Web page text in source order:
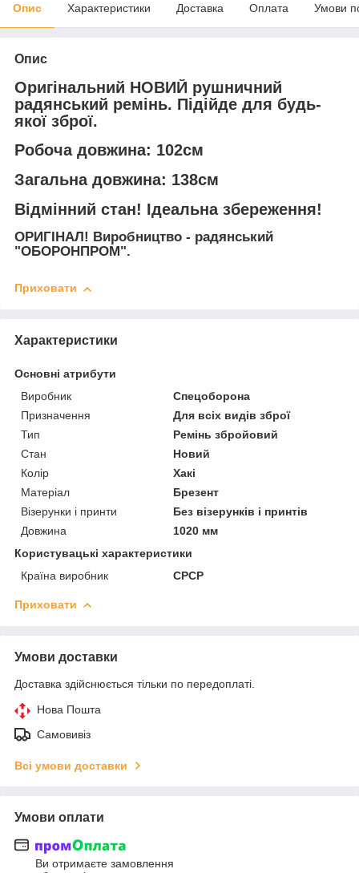
Опис Характеристики Доставка Оплата Умови
Опис
Оригінальний НОВИЙ рушничний
радянський ремінь. Підійде для будь-
якої зброї.
Робоча довжина: 102см
Загальна довжина: 138см
Відмінний стан! Ідеальна збереження!
ОРИГІНАЛ! Виробництво - радянський
"ОБОРОНПРОМ".
Приховати
Характеристики
Основні атрибути
Виробник
Спецоборона
Призначення
Для всіх видів зброї
Тип
Ремінь збройовий
Стан
Новий
Колір
Хакі
Матеріал
Брезент
Візерунки і принти
Без візерунків і принтів
Довжина
1020 мм
Користувацькі характеристики
Країна виробник
СРСР
Приховати
Умови доставки
Доставка здійснюється тільки по передоплаті.
Нова Пошта
Самовивіз
Всі умови доставки
Умови оплати
Ви отримаєте замовлення